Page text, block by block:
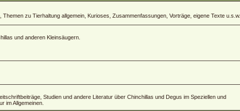
zu Tierhaltung allgemein, Kurioses, Zusammenfassungen, Vorträge, eigene Texte u.s.w.
und anderen Kleinsäugern.
Studien und andere Literatur über Chinchillas und Degus im Speziellen und
im Allgemeinen.